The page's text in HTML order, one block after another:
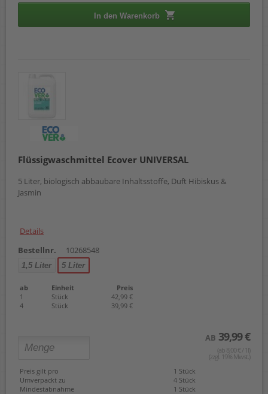
In den Warenkorb
Flüssigwaschmittel Ecover UNIVERSAL
5 Liter, biologisch abbaubare Inhaltsstoffe, Duft Hibiskus &
Jasmin
Details
Bestellnr.
10268548
1,5 Liter 5 Liter
ab Einheit
Preis
1
Stück
42,99 €
4
Stück 39,99 €
AB 39,99 €
(ab 8,00 € / 1l)
(zzgl. 19% Mwst.)
Preis gilt pro
1 Stück
Umverpackt zu
4 Stück
Mindestabnahme
1 Stück